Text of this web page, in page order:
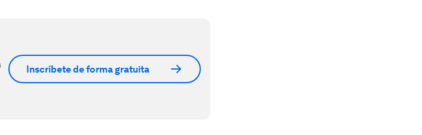
Inscríbete de forma gratuita